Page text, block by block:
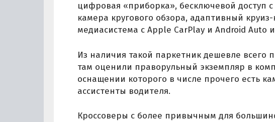
цифровая «приборка», бесключевой доступ
камера кругового обзора, адаптивный
медиасистема с Apple CarPlay и Android Auto
Из наличия такой паркетник дешевле всего
там оценили праворульный экземпляр в
оснащении которого в числе прочего есть
ассистенты водителя.
Кроссоверы с более привычным для